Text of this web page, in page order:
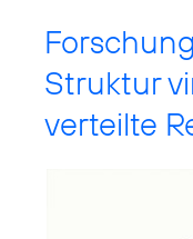
Struktur
verteilte